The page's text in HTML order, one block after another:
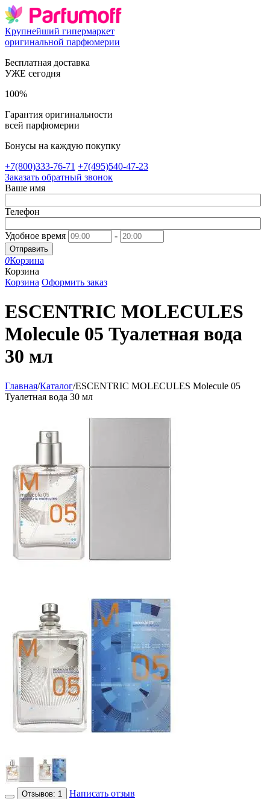
Крупнейший гипермаркет
оригинальной парфюмерии
Бесплатная доставка
УЖЕ сегодня
100%
Гарантия оригинальности
всей парфюмерии
Бонусы на каждую покупку
+7(800)333-76-71 +7(495)540-47-23
Заказать обратный звонок
Ваше имя
Телефон
Удобное время -
Отправить
0Корзина
Корзина
Корзина Оформить заказ
ESCENTRIC MOLECULES
Molecule 05 Туалетная вода
30 мл
Главная/Каталог/ESCENTRIC MOLECULES Molecule 05
Туалетная вода 30 мл
Отзывов: 1
Написать отзыв